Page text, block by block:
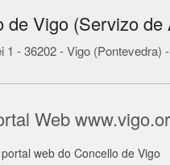
de Vigo (Servizo
1 - 36202 - Vigo (Pontevedra)
Web
web do Concello de Vigo